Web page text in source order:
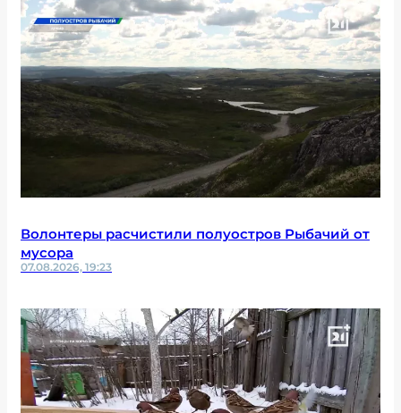
Волонтеры расчистили полуостров Рыбачий от
мусора
07.08.2026, 19:23